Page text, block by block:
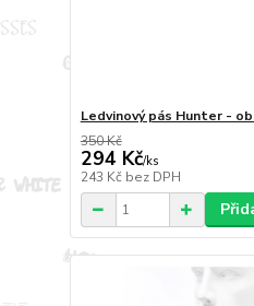
Ledvinový pás Hunter -
350 Kč
294 Kč/ks
243 Kč bez DPH